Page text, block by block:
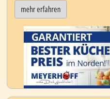
mehr erfahren